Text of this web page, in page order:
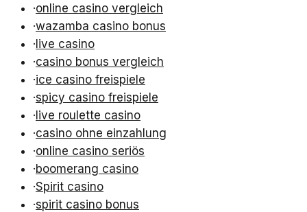
·online casino vergleich
·wazamba casino bonus
·live casino
·casino bonus vergleich
·ice casino freispiele
·spicy casino freispiele
·live roulette casino
·casino ohne einzahlung
·online casino seriös
·boomerang casino
·Spirit casino
·spirit casino bonus